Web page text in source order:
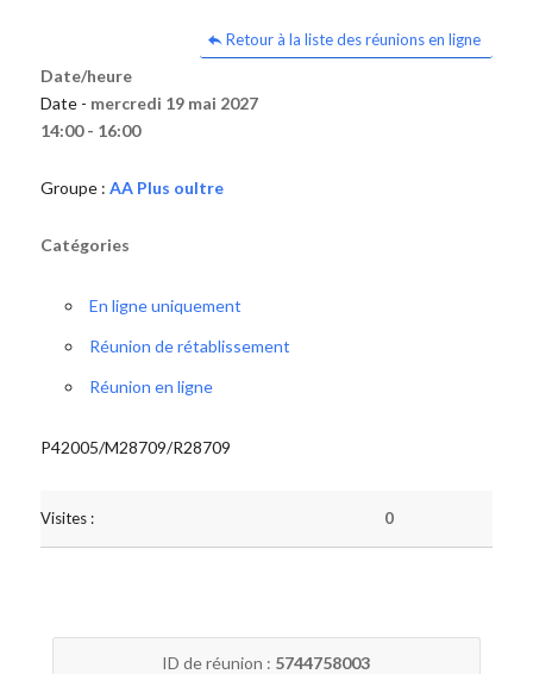
Retour à la liste des réunions en ligne
Date/heure
Date - mercredi 19 mai 2027
14:00 - 16:00
Groupe : AA Plus oultre
Catégories
En ligne uniquement
Réunion de rétablissement
Réunion en ligne
P42005/M28709/R28709
Visites : 0
ID de réunion : 5744758003